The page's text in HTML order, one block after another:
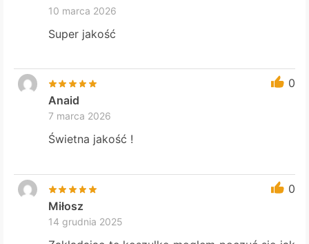
10 marca 2026
Super jakość
0
Anaid
7 marca 2026
Świetna jakość !
0
Miłosz
14 grudnia 2025